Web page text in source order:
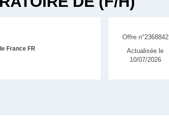
France FR
Offre n°2368842
Actualisée le
10/07/2026